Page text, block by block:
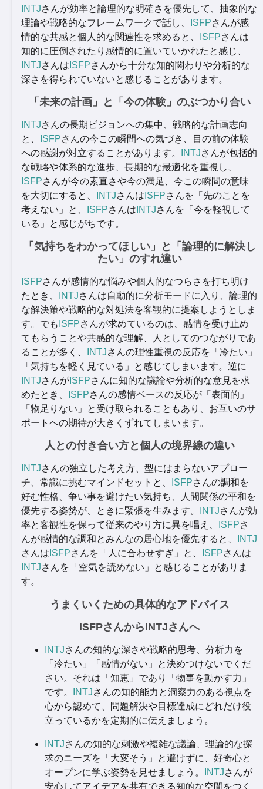
INTJさんが効率と論理的な明確さを優先して、抽象的な
理論や戦略的なフレームワークで話し、
ISFPさんが感
情的な共感と個人的な関連性を求めると、
ISFPさんは
知的に圧倒されたり感情的に置いていかれたと感じ、
INTJさんは ISFPさんから十分な知的関わりや分析的な
深さを得られていないと感じることがあります。
「未来の計画」と「今の体験」のぶつかり合い
INTJさんの長期ビジョンへの集中、戦略的な計画志向
と、
ISFPさんの今この瞬間への気づき、目の前の体験
への感謝が対立することがあります。
INTJさんが包括的
な戦略や体系的な進歩、長期的な最適化を重視し、
ISFPさんが今の素直さや今の満足、今この瞬間の意味
を大切にすると、
INTJさんは ISFPさんを「先のことを
考えない」と、
ISFPさんは INTJさんを「今を軽視して
いる」と感じがちです。
「気持ちをわかってほしい」と「論理的に解決し
たい」のすれ違い
ISFPさんが感情的な悩みや個人的なつらさを打ち明け
たとき、
INTJさんは自動的に分析モードに入り、論理的
な解決策や戦略的な対処法を客観的に提案しようとしま
す。でも ISFPさんが求めているのは、感情を受け止め
てもらうことや共感的な理解、人としてのつながりであ
ることが多く、
INTJさんの理性重視の反応を「冷たい」
「気持ちを軽く見ている」と感じてしまいます。逆に
INTJさんが ISFPさんに知的な議論や分析的な意見を求
めたとき、
ISFPさんの感情ベースの反応が「表面的」
「物足りない」と受け取られることもあり、お互いのサ
ポートへの期待が大きくずれてしまいます。
人との付き合い方と個人の境界線の違い
INTJさんの独立した考え方、型にはまらないアプロー
チ、常識に挑むマインドセットと、
ISFPさんの調和を
好む性格、争い事を避けたい気持ち、人間関係の平和を
優先する姿勢が、ときに緊張を生みます。
INTJさんが効
率と客観性を保って従来のやり方に異を唱え、
ISFPさ
んが感情的な調和とみんなの居心地を優先すると、
INTJ
さんは ISFPさんを「人に合わせすぎ」と、 ISFPさんは
INTJさんを「空気を読めない」と感じることがありま
す。
うまくいくための具体的なアドバイス
ISFPさんからINTJさんへ
INTJさんの知的な深さや戦略的思考、分析力を
「冷たい」「感情がない」と決めつけないでくだ
さい。それは「知恵」であり「物事を動かす力」
です。
INTJさんの知的能力と洞察力のある視点を
心から認めて、問題解決や目標達成にどれだけ役
立っているかを定期的に伝えましょう。
INTJさんの知的な刺激や複雑な議論、理論的な探
求のニーズを「大変そう」と避けずに、好奇心と
オープンに学ぶ姿勢を見せましょう。
INTJさんが
安心してアイデアを共有できる知的な空間をつく